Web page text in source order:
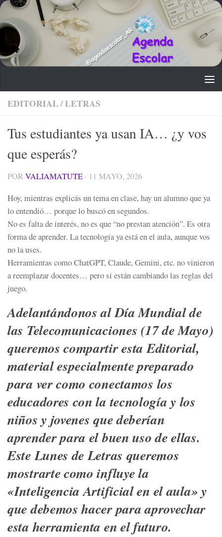
Saltar al contenido
EDITORIAL/LETRAS
Tus estudiantes ya usan IA… ¿y vos
que esperás?
POR VALIAMATUTE · 11 MAYO, 2026
Hoy, mientras explicás un tema en clase, hay un alumno que ya
lo entendió… porque lo buscó en segundos.
No es falta de interés, no es que “no prestan atención”. Es otra
forma de aprender. La tecnología ya está en el aula, aunque vos
no la uses.
Herramientas como ChatGPT, Claude, Gemini, etc. no vinieron
a reemplazar docentes… pero sí están cambiando las reglas del
juego.
Adelantándonos al Día Mundial de
las Telecomunicaciones (17 de Mayo)
queremos compartir esta Editorial,
material especialmente preparado
para ver como conectamos los
educadores con la tecnología y los
niños y jovenes que deberían
aprender para el buen uso de ellas.
Este Lunes de Letras queremos
mostrarte como influye la
«Inteligencia Artificial en el aula» y
que debemos hacer para aprovechar
esta herramienta en el futuro.